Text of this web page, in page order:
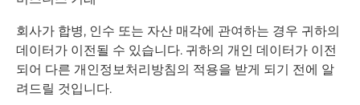
회사가 합병, 인수 또는 자산 매각에 관여하는 경우 귀하의
데이터가 이전될 수 있습니다. 귀하의 개인 데이터가 이전
되어 다른 개인정보처리방침의 적용을 받게 되기 전에 알
려드릴 것입니다.